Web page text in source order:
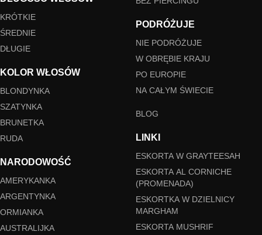
KRÓTKIE
ŚREDNIE
DŁUGIE
KOLOR WŁOSÓW
BLONDYNKA
SZATYNKA
BRUNETKA
RUDA
NARODOWOŚĆ
AMERYKANKA
ARGENTYNKA
ORMIANKA
AUSTRALIJKA
PODRÓŻUJE
NIE PODRÓŻUJE
W OBRĘBIE KRAJU
PO EUROPIE
NA CAŁYM ŚWIECIE
BLOG
LINKI
ESKORTA W GRAYTEESAH
ESKORTA AL CORNICHE
(PROMENADA)
ESKORTKA W DZIELNICY
MARGHAM
ESKORTA MUSHRIF